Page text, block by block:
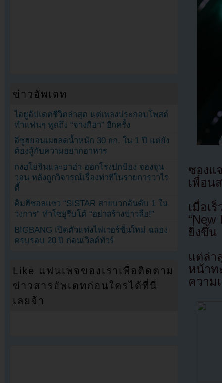
ซองแ
เพื่อน
เมื่อเ
ยิ่งขึ้น
แต่ล่า
หน้าท
ความ
ข่าวอัพเดท
ไอยูอัปเดตชีวิตล่าสุด แต่เพลงประกอบโพสต์
ทำแฟนๆ พูดถึง “จางกีฮา” อีกครั้ง
อีซูฮยอนเผยลดน้ำหนัก 30 กก. ใน 1 ปี แต่ยัง
ต้องสู้กับความอยากอาหาร
กงฮโยจินและฮาฮ่า ออกโรงปกป้อง จองจุน
วอน หลังถูกวิจารณ์เรื่องท่าทีในรายการวาไร
ตี้
คิมฮีชอลแซว “SISTAR สายบวกอันดับ 1 ใน
วงการ” ทำโซยูรีบโต้ “อย่าสร้างข่าวลือ!”
BIGBANG เปิดตัวแท่งไฟเวอร์ชั่นใหม่ ฉลอง
ครบรอบ 20 ปี ก่อนเวิลด์ทัวร์
Like แฟนเพจของเราเพื่อติดตาม
ข่าวสารอัพเดทก่อนใครได้ที่นี่
เลยจ้า